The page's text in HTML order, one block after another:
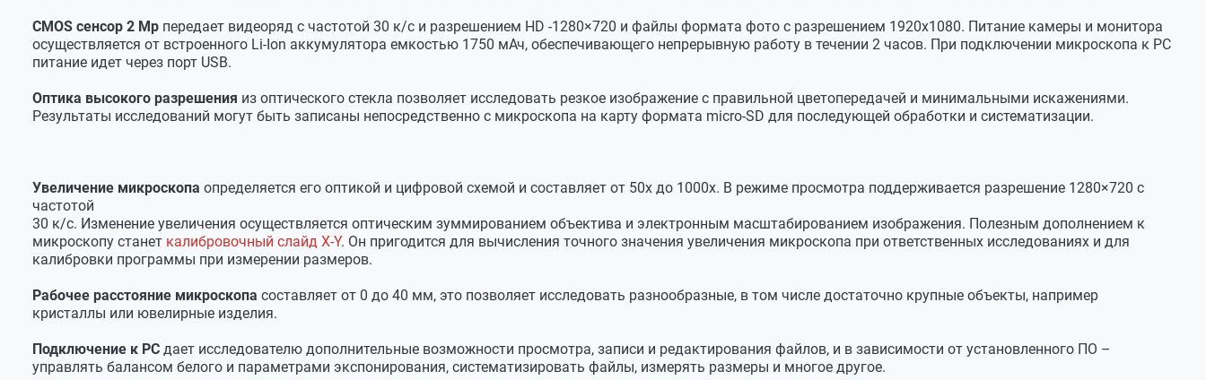
CMOS сенсор 2 Мр передает видеоряд с частотой 30 к/с и разрешением HD -1280×720 и файлы формата фото с разрешением 1920х1080. Питание камеры и монитора
осуществляется от встроенного Li-Ion аккумулятора емкостью 1750 мАч, обеспечивающего непрерывную работу в течении 2 часов. При подключении микроскопа к РС
питание идет через порт USB.
Оптика высокого разрешения из оптического стекла позволяет исследовать резкое изображение с правильной цветопередачей и минимальными искажениями.
Результаты исследований могут быть записаны непосредственно с микроскопа на карту формата micro-SD для последующей обработки и систематизации.
Увеличение микроскопа определяется его оптикой и цифровой схемой и составляет от 50х до 1000х. В режиме просмотра поддерживается разрешение 1280×720 с
частотой
30 к/с. Изменение увеличения осуществляется оптическим зуммированием объектива и электронным масштабированием изображения. Полезным дополнением к
микроскопу станет калибровочный слайд X-Y. Он пригодится для вычисления точного значения увеличения микроскопа при ответственных исследованиях и для
калибровки программы при измерении размеров.
Рабочее расстояние микроскопа составляет от 0 до 40 мм, это позволяет исследовать разнообразные, в том числе достаточно крупные объекты, например
кристаллы или ювелирные изделия.
Подключение к РС дает исследователю дополнительные возможности просмотра, записи и редактирования файлов, и в зависимости от установленного ПО –
управлять балансом белого и параметрами экспонирования, систематизировать файлы, измерять размеры и многое другое.